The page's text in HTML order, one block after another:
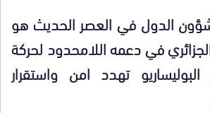
الدول في العصر الحديث هو
في دعمه اللامحدود لحركة
تهدد امن واستقرار